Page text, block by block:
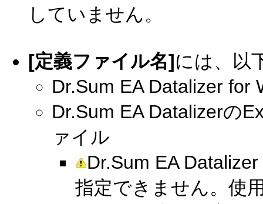
していません。
[定義ファイル名]には、以
Dr.Sum EA Datalizer for
Dr.Sum EA Datalizerの
ァイル
Dr.Sum EA
指定できません。使